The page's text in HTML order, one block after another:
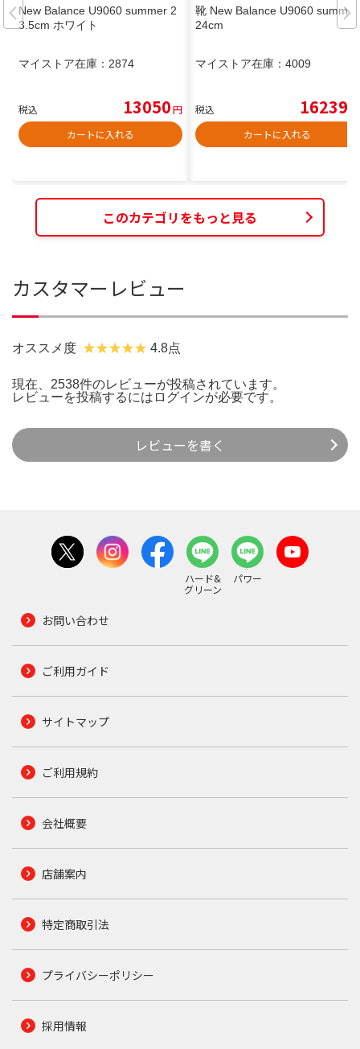
New Balance U9060 summer 2
3.5cm ホワイト
マイストア在庫： 2874
税込 13050円
カートに入れる
靴 New Balance U9060 summer
24cm
マイストア在庫： 4009
税込 16239
カートに入れる
このカテゴリをもっと見る
カスタマーレビュー
オススメ度 4.8点
現在、2538件のレビューが投稿されています。
レビューを投稿するには ログインが必要です。
レビューを書く
ハード&
グリーン
パワー
お問い合わせ
ご利用ガイド
サイトマップ
ご利用規約
会社概要
店舗案内
特定商取引法
プライバシーポリシー
採用情報